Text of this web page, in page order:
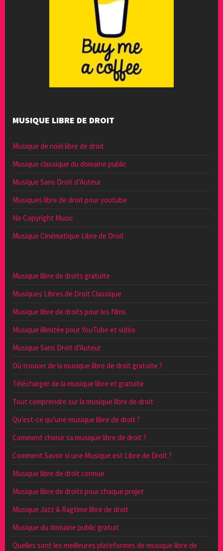
MUSIQUE LIBRE DE DROIT
Musique de noël libre de droit
Musique classique du domaine public
Musique Sans Droit d’Auteur
Musiques libre de droit pour youtube
No Copyright Music
Musique Cinématique Libre de Droit
Musique libre de droits gratuite
Musiques Libres de Droit Classique
Musique libre de droits pour les films
Musique illimitée pour YouTube et vidéo
Musique Sans Droit d’Auteur
Où trouver de la musique libre de droit gratuite ?
Télécharger de la musique libre et gratuite
Tout comprendre sur la musique libre de droit
Qu’est-ce qu’une musique libre de droit ?
Comment choisir sa musique libre de droit ?
Comment Savoir si une Musique est Libre de Droit ?
Musique libre de droit connue
Musique libre de droits pour chaque projet
Musique Jazz & Ragtime libre de droit
Musique du domaine public gratuit
Quelles sont les meilleures plateformes de musique libre de